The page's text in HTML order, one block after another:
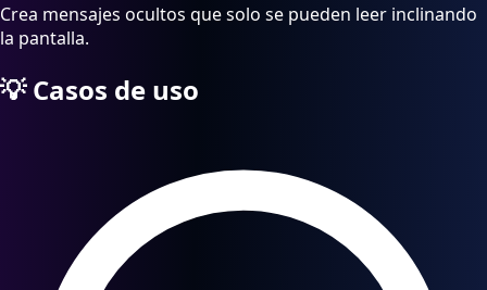
Crea mensajes ocultos que solo se pueden leer inclinando
la pantalla.
💡Casos de uso